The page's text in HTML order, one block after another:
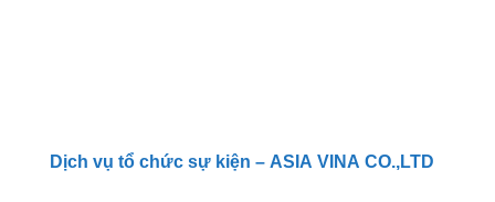
Dịch vụ tổ chức sự kiện – ASIA VINA CO.,LTD